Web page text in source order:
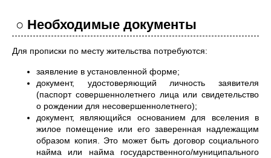
○ Необходимые документы
Для прописки по месту жительства потребуются:
заявление в установленной форме;
документ, удостоверяющий личность заявителя
(паспорт совершеннолетнего лица или свидетельство
о рождении для несовершеннолетнего);
документ, являющийся основанием для вселения в
жилое помещение или его заверенная надлежащим
образом копия. Это может быть договор социального
найма или найма государственного/муниципального